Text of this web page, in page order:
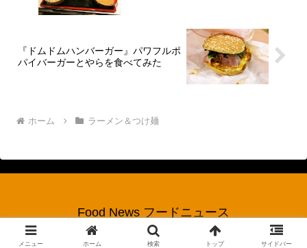
『ドムドムハンバーガー』パワフルポ
パイバーガーとやらを食べてみた
ホーム ラーメン＆つけ麺
Food News フードニュース
© 2017 Food News フードニュース.
メニュー ホーム 検索 トップ サイドバー